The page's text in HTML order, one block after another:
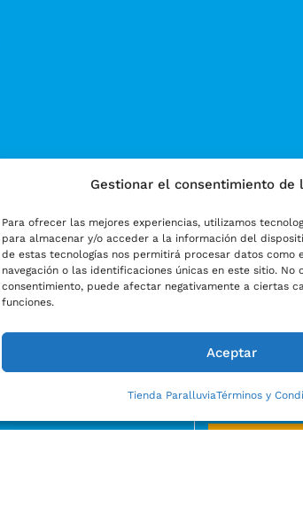
Gestionar el consentimiento de
Para ofrecer las mejores experiencias, utilizamos
para almacenar y/o acceder a la información del
de estas tecnologías nos permitirá procesar datos como
navegación o las identificaciones únicas en este sitio.
consentimiento, puede afectar negativamente a ciertas
funciones.
Aceptar
Tienda ParalluviaTérminos y